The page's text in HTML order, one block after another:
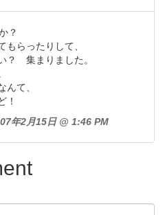
？
もらったりして、
？ 集まりました。
んて、
！
年2月15日 @ 1:46 PM